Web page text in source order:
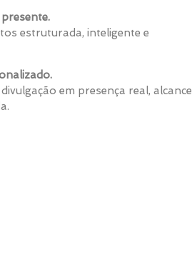
estruturada, inteligente e
em presença real, alcance